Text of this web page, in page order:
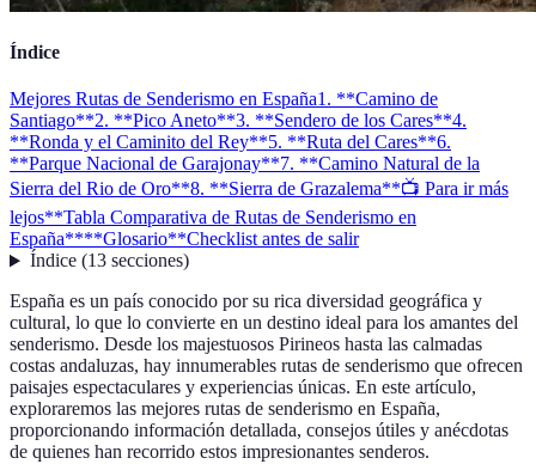
Índice
Mejores Rutas de Senderismo en España1. **Camino de
Santiago**2. **Pico Aneto**3. **Sendero de los Cares**4.
**Ronda y el Caminito del Rey**5. **Ruta del Cares**6.
**Parque Nacional de Garajonay**7. **Camino Natural de la
Sierra del Rio de Oro**8. **Sierra de Grazalema**📺 Para ir más
lejos**Tabla Comparativa de Rutas de Senderismo en
España****Glosario**Checklist antes de salir
Índice(13 secciones)
España es un país conocido por su rica diversidad geográfica y
cultural, lo que lo convierte en un destino ideal para los amantes del
senderismo. Desde los majestuosos Pirineos hasta las calmadas
costas andaluzas, hay innumerables rutas de senderismo que ofrecen
paisajes espectaculares y experiencias únicas. En este artículo,
exploraremos las mejores rutas de senderismo en España,
proporcionando información detallada, consejos útiles y anécdotas
de quienes han recorrido estos impresionantes senderos.